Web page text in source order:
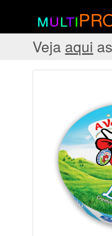
multi
Veja aqui